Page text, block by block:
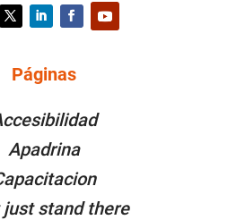
Facebook
Páginas
Apadrina
just stand there